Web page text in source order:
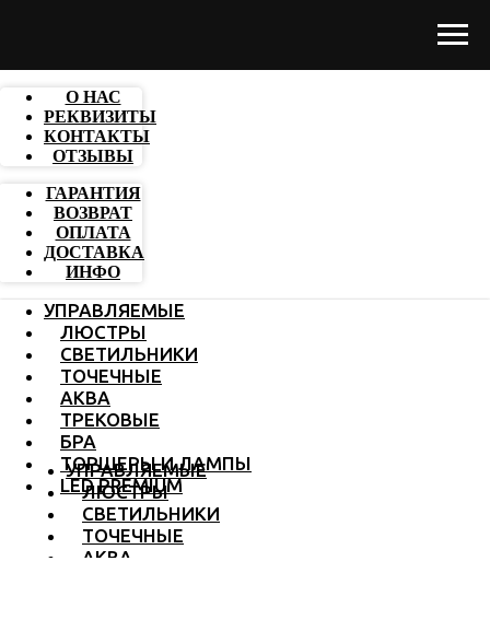
О НАС
РЕКВИЗИТЫ
КОНТАКТЫ
ОТЗЫВЫ
ГАРАНТИЯ
ВОЗВРАТ
ОПЛАТА
ДОСТАВКА
ИНФО
УПРАВЛЯЕМЫЕ
ЛЮСТРЫ
СВЕТИЛЬНИКИ
ТОЧЕЧНЫЕ
АКВА
ТРЕКОВЫЕ
БРА
ТОРШЕРЫ И ЛАМПЫ
LED PREMIUM
УПРАВЛЯЕМЫЕ
ЛЮСТРЫ
СВЕТИЛЬНИКИ
ТОЧЕЧНЫЕ
АКВА